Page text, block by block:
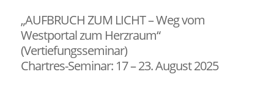
„AUFBRUCH ZUM LICHT – Weg vom
Westportal zum Herzraum“
(Vertiefungsseminar)
Chartres-Seminar: 17 – 23. August 2025